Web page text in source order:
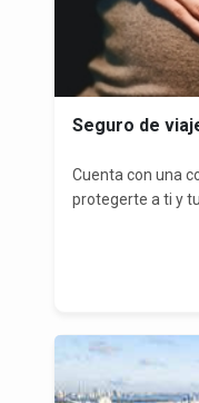
Seguro de
Cuenta con una
protegerte a ti y